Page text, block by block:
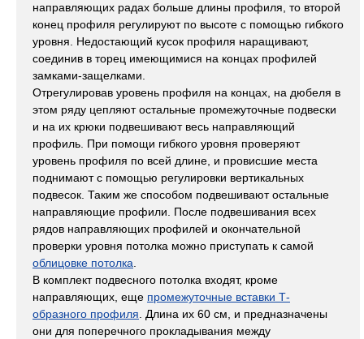
направляющих радах больше длины профиля, то второй
конец профиля регулируют по высоте с помощью гибкого
уровня. Недостающий кусок профиля наращивают,
соединив в торец имеющимися на концах профилей
замками-защелками.
Отрегулировав уровень профиля на концах, на дюбеля в
этом ряду цепляют остальные промежуточные подвески
и на их крюки подвешивают весь направляющий
профиль. При помощи гибкого уровня проверяют
уровень профиля по всей длине, и провисшие места
поднимают с помощью регулировки вертикальных
подвесок. Таким же способом подвешивают остальные
направляющие профили. После подвешивания всех
рядов направляющих профилей и окончательной
проверки уровня потолка можно приступать к самой
облицовке потолка.
В комплект подвесного потолка входят, кроме
направляющих, еще промежуточные вставки Т-
образного профиля. Длина их 60 см, и предназначены
они для поперечного прокладывания между